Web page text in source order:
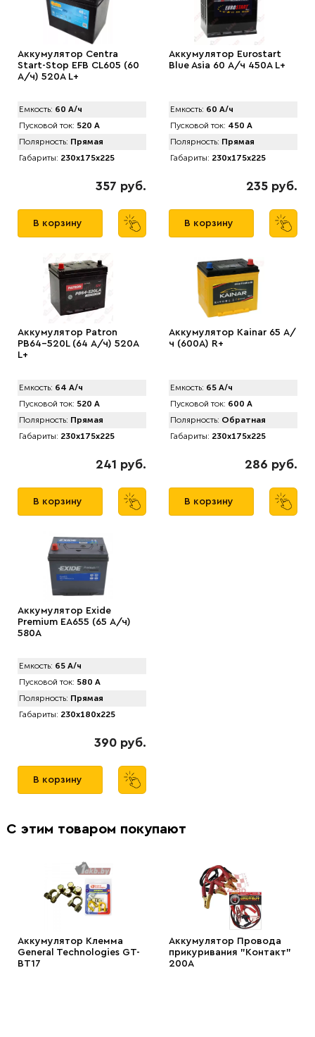
Аккумулятор Centra
Start-Stop EFB CL605 (60
А/ч) 520A L+
Емкость: 60 А/ч
Пусковой ток: 520 А
Полярность: Прямая
Габариты: 230x175x225
357 руб.
В корзину
Аккумулятор Eurostart
Blue Asia 60 А/ч 450A L+
Емкость: 60 А/ч
Пусковой ток: 450 А
Полярность: Прямая
Габариты: 230x175x225
235 руб.
В корзину
Аккумулятор Patron
PB64-520L (64 А/ч) 520A
L+
Емкость: 64 А/ч
Пусковой ток: 520 А
Полярность: Прямая
Габариты: 230x175x225
241 руб.
В корзину
Аккумулятор Kainar 65 А/
ч (600A) R+
Емкость: 65 А/ч
Пусковой ток: 600 А
Полярность: Обратная
Габариты: 230x175x225
286 руб.
В корзину
Аккумулятор Exide
Premium EA655 (65 А/ч)
580A
Емкость: 65 А/ч
Пусковой ток: 580 А
Полярность: Прямая
Габариты: 230x180x225
390 руб.
В корзину
С этим товаром покупают
Аккумулятор Клемма
General Technologies GT-
BT17
Аккумулятор Провода
прикуривания "Контакт"
200А